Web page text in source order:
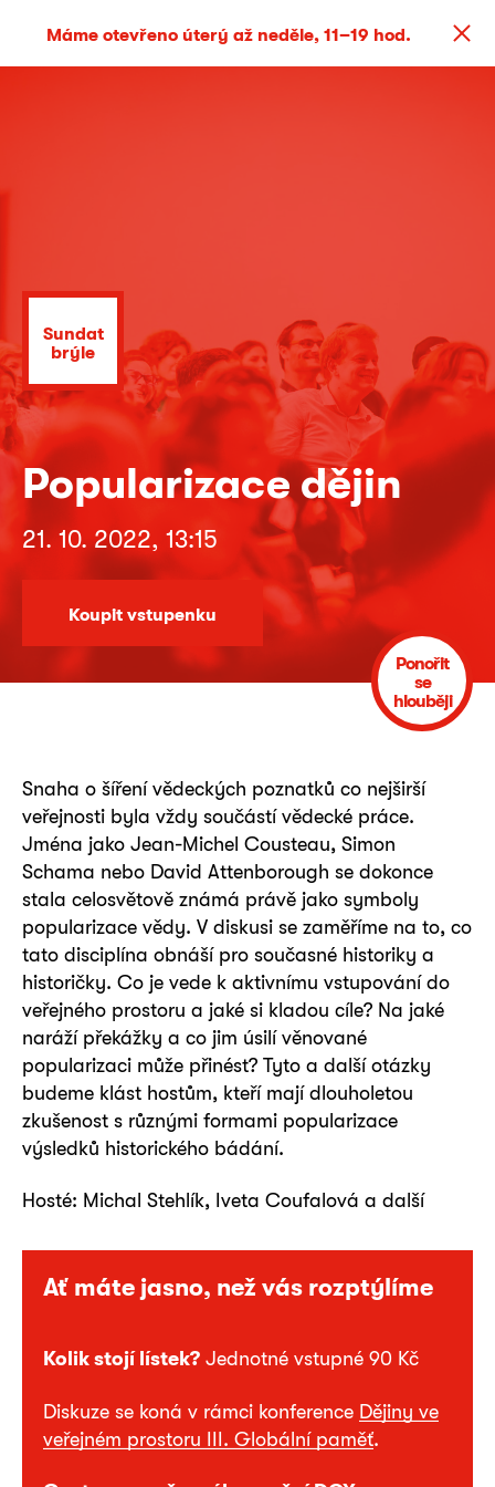
Máme otevřeno úterý až neděle, 11–19 hod.
Sundat
brýle
Popularizace dějin
21. 10. 2022, 13:15
Koupit vstupenku
Ponořit
se
hlouběji
Ať máte jasno, než vás rozptýlíme
Kolik stojí lístek? Jednotné vstupné 90 Kč
Diskuze se koná v rámci konference Dějiny ve
veřejném prostoru III. Globální paměť.
Snaha o šíření vědeckých poznatků co nejširší
veřejnosti byla vždy součástí vědecké práce.
Jména jako Jean-Michel Cousteau, Simon
Schama nebo David Attenborough se dokonce
stala celosvětově známá právě jako symboly
popularizace vědy. V diskusi se zaměříme na to, co
tato disciplína obnáší pro současné historiky a
historičky. Co je vede k aktivnímu vstupování do
veřejného prostoru a jaké si kladou cíle? Na jaké
naráží překážky a co jim úsilí věnované
popularizaci může přinést? Tyto a další otázky
budeme klást hostům, kteří mají dlouholetou
zkušenost s různými formami popularizace
výsledků historického bádání.
Hosté: Michal Stehlík, Iveta Coufalová a další